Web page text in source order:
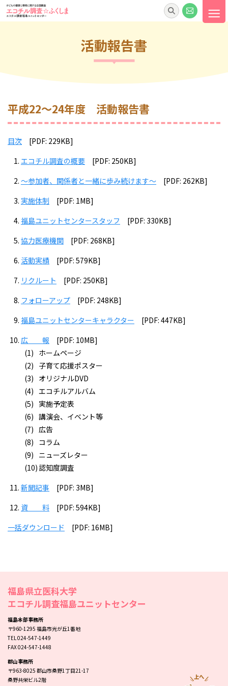
活動報告書
平成22～24年度 活動報告書
目次 [PDF: 229KB]
エコチル調査の概要 [PDF: 250KB]
～参加者、関係者と一緒に歩み続けます～ [PDF: 262KB]
実施体制 [PDF: 1MB]
福島ユニットセンタースタッフ [PDF: 330KB]
協力医療機関 [PDF: 268KB]
活動実績 [PDF: 579KB]
リクルート [PDF: 250KB]
フォローアップ [PDF: 248KB]
福島ユニットセンターキャラクター [PDF: 447KB]
広 報 [PDF: 10MB]
ホームページ
子育て応援ポスター
オリジナルDVD
エコチルアルバム
実施予定表
講演会、イベント等
広告
コラム
ニューズレター
認知度調査
新聞記事 [PDF: 3MB]
資 料 [PDF: 594KB]
一括ダウンロード
[PDF: 16MB]
福島県立医科大学
エコチル調査福島ユニットセンター
福島本部事務所
〒960-1295 福島市光が丘1番地
TEL 024-547-1449
FAX 024-547-1448
郡山事務所
〒963-8025 郡山市桑野1丁目21-17
桑野共栄ビル2階